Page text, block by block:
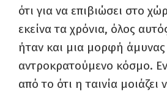
ότι για να επιβιώσει στο
εκείνα τα χρόνια, όλος
ήταν και μια μορφή άμυνας
αντροκρατούμενο κόσμο.
από το ότι η ταινία μοιάζει